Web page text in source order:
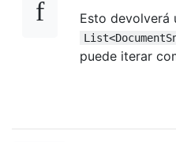
Esto devolverá
puede iterar